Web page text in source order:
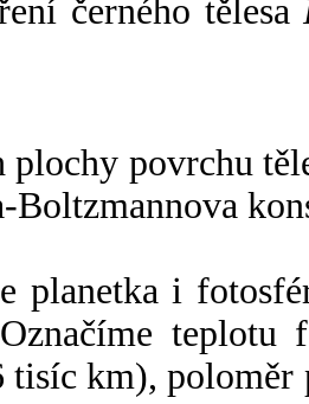
černého tělesa
plochy povrchu
planetka i
tisíc km),